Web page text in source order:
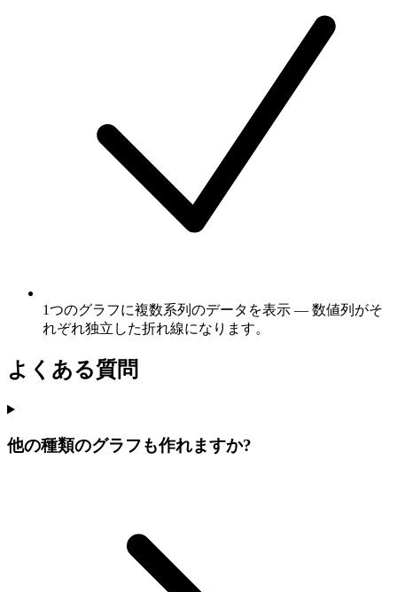
1つのグラフに複数系列のデータを表示 — 数値列がそ
れぞれ独立した折れ線になります。
よくある質問
他の種類のグラフも作れますか?